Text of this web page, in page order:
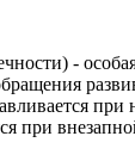
-
при
при